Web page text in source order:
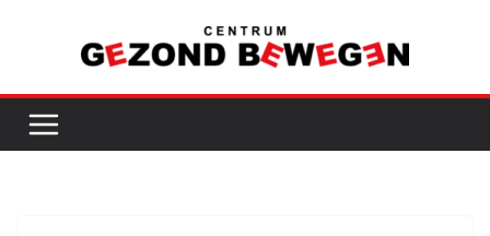
inhoud